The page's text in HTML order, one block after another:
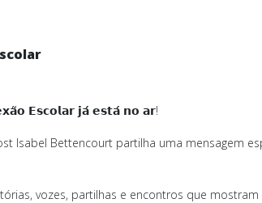
𝗘𝘀𝗰𝗼𝗹𝗮𝗿 𝗷𝗮́ 𝗲𝘀𝘁𝗮́ 𝗻𝗼 𝗮𝗿!
Isabel Bettencourt partilha uma mensagem
vozes, partilhas e encontros que mostram